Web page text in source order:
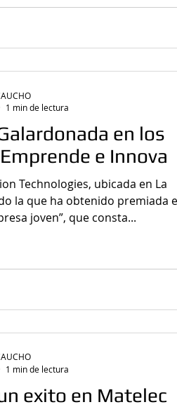
en los
e Innova
premiada en la
joven”, que consta...
1 min de lectura
exito en Matelec
1 min de lectura